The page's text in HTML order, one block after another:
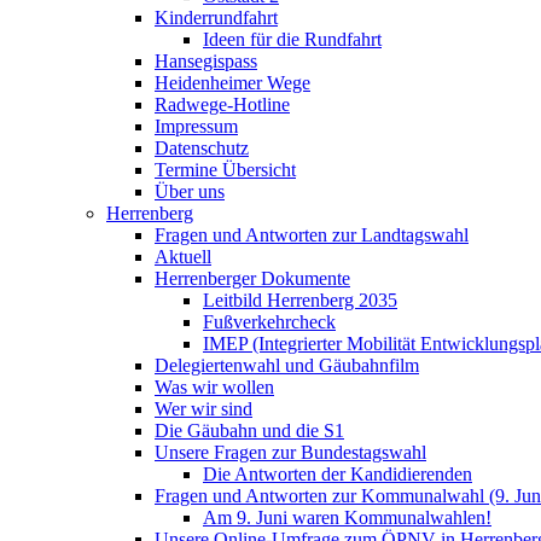
Kinderrundfahrt
Ideen für die Rundfahrt
Hansegispass
Heidenheimer Wege
Radwege-Hotline
Impressum
Datenschutz
Termine Übersicht
Über uns
Herrenberg
Fragen und Antworten zur Landtagswahl
Aktuell
Herrenberger Dokumente
Leitbild Herrenberg 2035
Fußverkehrcheck
IMEP (Integrierter Mobilität
Delegiertenwahl und Gäubahnfilm
Was wir wollen
Wer wir sind
Die Gäubahn und die S1
Unsere Fragen zur Bundestagswahl
Die Antworten der Kandidierenden
Fragen und Antworten zur Kommunalwahl (9.
Am 9. Juni waren Kommunalwahlen!